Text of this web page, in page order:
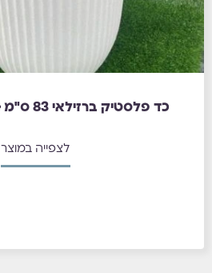
כד פלסטיק ברזילאי 83 ס"מ {קיים ב 3 צבעים}
לצפייה במוצר